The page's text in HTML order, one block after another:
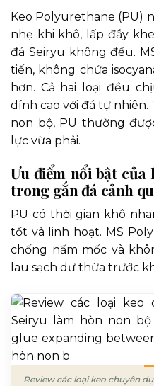
Keo Polyurethane (PU)
nhẹ khi khô, lấp đầy
đá Seiryu không đều.
tiến, không chứa
hơn. Cả hai loại đều
dính cao với đá tự
non bộ, PU thường
lực vừa phải.
Ưu điểm nổi bật của
trong gắn đá cảnh
PU có thời gian khô
tốt và linh hoạt. MS
chống nấm mốc và
lau sạch dư thừa trước
Review các loại keo chuyên